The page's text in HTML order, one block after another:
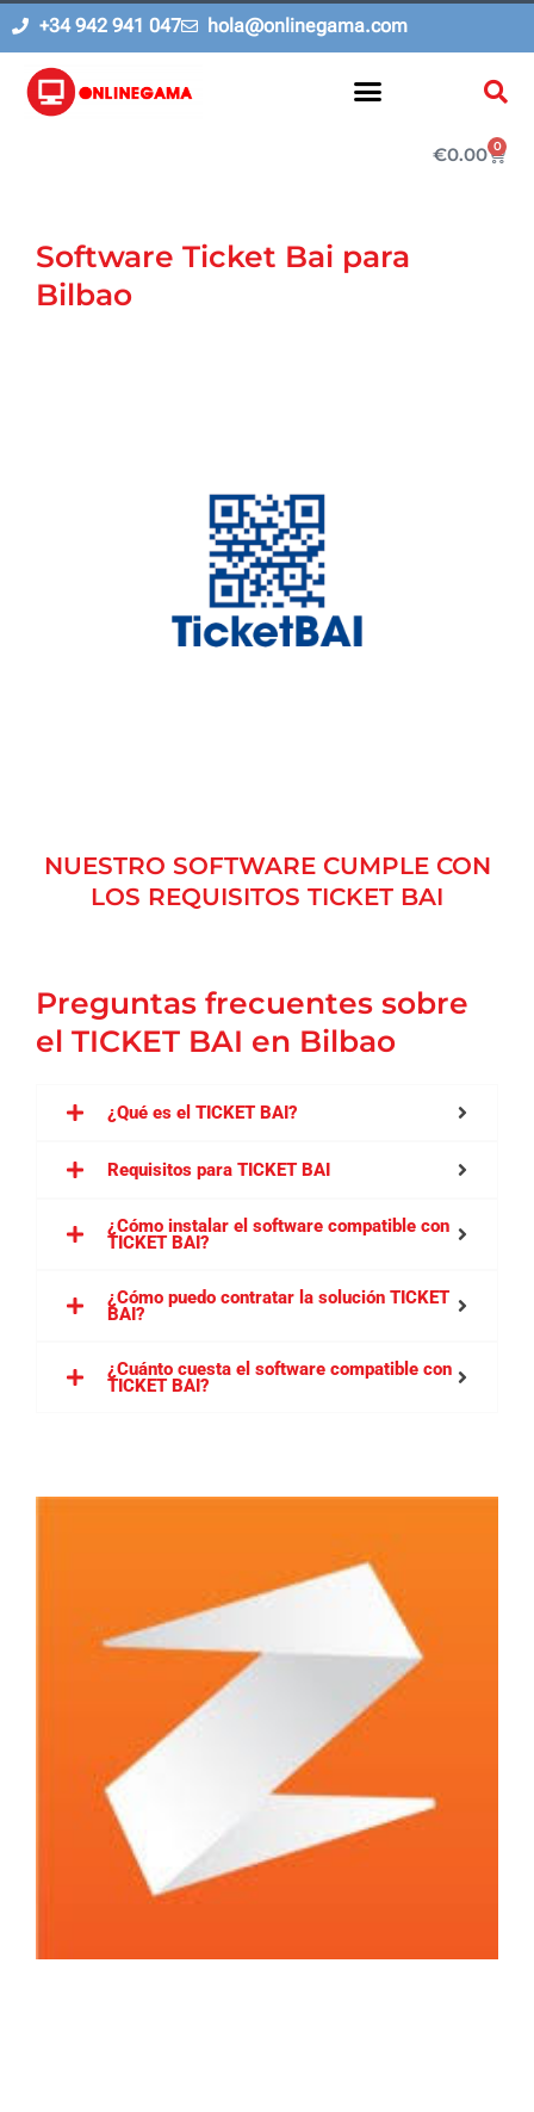
contenido
+34 942 941 047 hola@onlinegama.com
€0.00 0
Software Ticket Bai para
Bilbao
NUESTRO SOFTWARE CUMPLE CON
LOS REQUISITOS TICKET BAI
Preguntas frecuentes sobre
el TICKET BAI en Bilbao
¿Qué es el TICKET BAI?
Requisitos para TICKET BAI
¿Cómo instalar el software compatible con
TICKET BAI?
¿Cómo puedo contratar la solución TICKET
BAI?
¿Cuánto cuesta el software compatible con
TICKET BAI?